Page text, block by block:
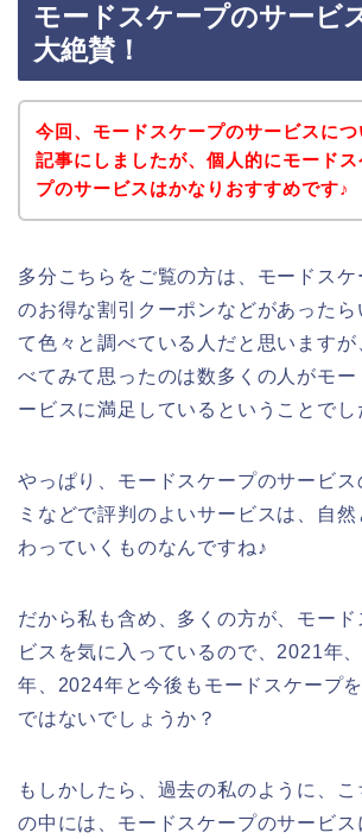
モードスケープのサービ
大絶賛！
今回、モードスケープのサービスにつ
記事にしましたが、個人的にモードス
プのサービスはかなりおすすめです♪
多分こちらをご覧の方は、モードスケ
のお得な割引クーポンなどがあったら
て色々と調べている人だと思いますが
べてみて思ったのは数多くの人がモー
ービスに満足しているということでし
やっぱり、モードスケープのサービス
ミなどで評判のよいサービスは、自
わっていくものなんですね♪
だから私も含め、多くの方が、モード
ビスを気に入っているので、2021年
年、2024年と今後もモードスケープ
ではないでしょうか？
もしかしたら、過去の私のように、
の中には、モードスケープのサービス